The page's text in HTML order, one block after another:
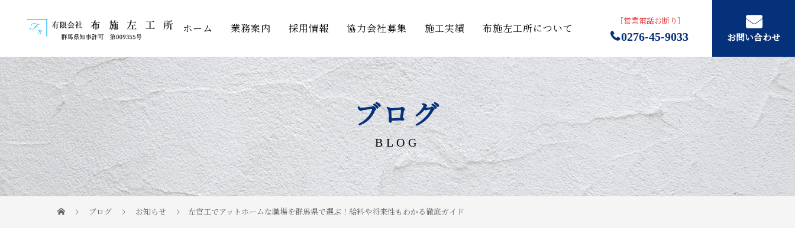
ホーム 業務案内 採用情報 協力会社募集 施工実績 布施左工所について
［営業電話お断り］
0276-45-9033 お問い合わせ
ブログ
BLOG
ブログ お知らせ 左官工でアットホームな職場を群馬県で選ぶ！給料や将来性もわかる徹底ガイド